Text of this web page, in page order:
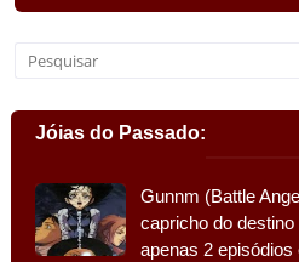
Jóias do Passado:
Gunnm (Battle
capricho do
apenas 2